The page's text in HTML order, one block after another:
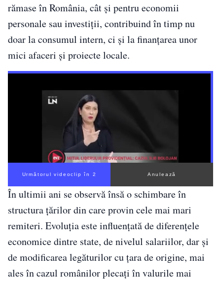
rămase în România, cât și pentru economii
personale sau investiții, contribuind în timp nu
doar la consumul intern, ci și la finanțarea unor
mici afaceri și proiecte locale.
Următorul videoclip în 1 Anulează
În ultimii ani se observă însă o schimbare în
structura țărilor din care provin cele mai mari
remiteri. Evoluția este influențată de diferențele
economice dintre state, de nivelul salariilor, dar și
de modificarea legăturilor cu țara de origine, mai
ales în cazul românilor plecați în valurile mai